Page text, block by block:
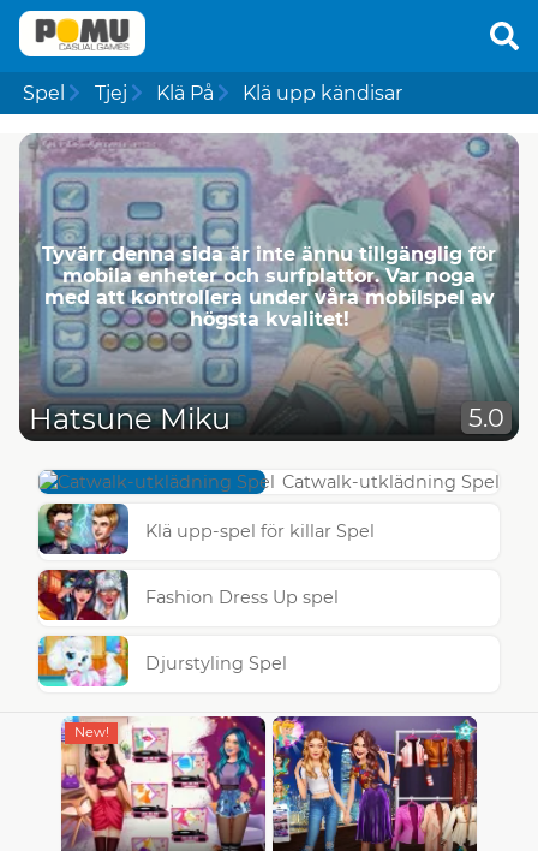
Spel Tjej Klä På Klä upp kändisar
Tyvärr denna sida är inte ännu tillgänglig för
mobila enheter och surfplattor. Var noga
med att kontrollera under våra mobilspel av
högsta kvalitet!
Hatsune Miku 5.0
Catwalk-utklädning Spel
Klä upp-spel för killar Spel
Fashion Dress Up spel
Djurstyling Spel